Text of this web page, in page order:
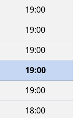
19:00
19:00
19:00
19:00
19:00
18:00